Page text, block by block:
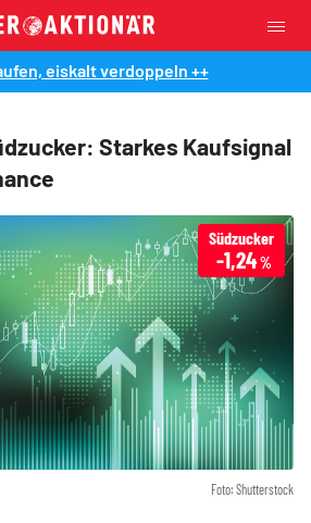
eiskalt verdoppeln ++
Starkes Kaufsignal
Foto: Shutterstock
Südzucker
-1,24 %